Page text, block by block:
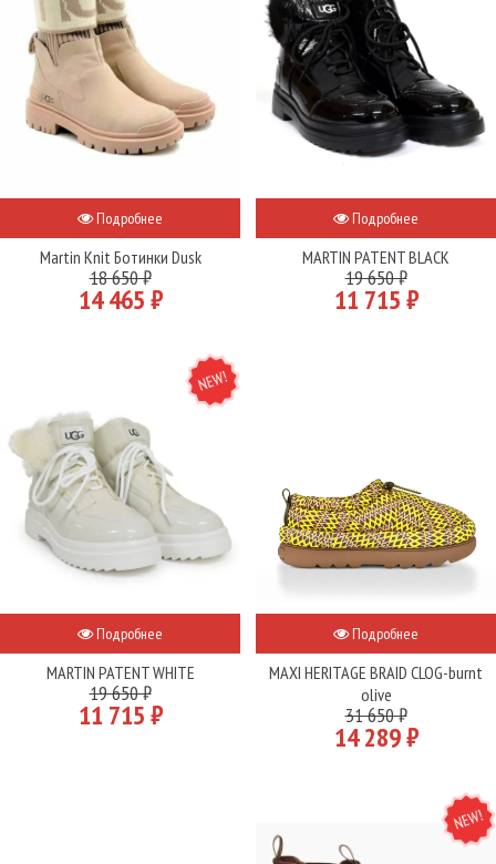
Подробнее
Martin Knit Ботинки Dusk
18 650 ₽
14 465 ₽
Подробнее
MARTIN PATENT BLACK
19 650 ₽
11 715 ₽
NEW
Подробнее
MARTIN PATENT WHITE
19 650 ₽
11 715 ₽
Подробнее
MAXI HERITAGE BRAID CLOG-burnt
olive
31 650 ₽
14 289 ₽
NEW